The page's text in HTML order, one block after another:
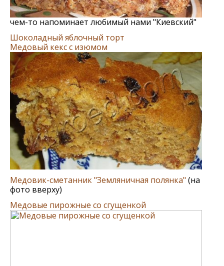
чем-то напоминает любимый нами "Киевский"
Шоколадный яблочный торт
Медовый кекс с изюмом
Медовик-сметанник "Земляничная полянка" (на
фото вверху)
Медовые пирожные со сгущенкой